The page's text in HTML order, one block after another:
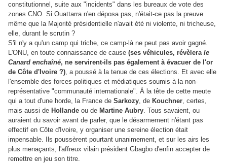
constitutionnel, suite aux "incidents" dans les bureaux de vote des
zones CNO. Si Ouattarra n'en déposa pas, n'était-ce pas la preuve
même que la Majorité présidentielle n'avait été ni violente, ni tricheuse,
elle, durant le scrutin ?
S'il n'y a qu'un camp qui triche, ce camp-là ne peut pas avoir gagné.
L'ONU, en toute connaissance de cause (ses véhicules, révèlera le
Canard enchaîné, ne servirent-ils pas également à évacuer de l'or
de Côte d'Ivoire ?), a poussé à la tenue de ces élections. Et avec elle
l'ensemble des forces politiques et médiatiques soumis à la non-
représentative "communauté internationale". À la tête de cette meute
qui a tout d'une horde, la France de Sarkozy, de Kouchner, certes,
mais aussi de Hollande ou de Martine Aubry. Tous savaient, ou
auraient du savoir avant de parler, que le désarmement n'étant pas
effectif en Côte d'Ivoire, y organiser une sereine élection était
impensable. Ils poussèrent pourtant unanimement, et sur les airs les
plus menaçants, l'affreux vilain président Gbagbo d'enfin accepter de
remettre en jeu son titre.